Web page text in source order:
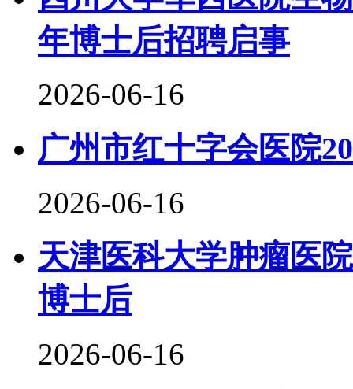
年博士后招聘启事
2026-06-16
广州市红十字会医院
2026-06-16
天津医科大学肿瘤医
博士后
2026-06-16